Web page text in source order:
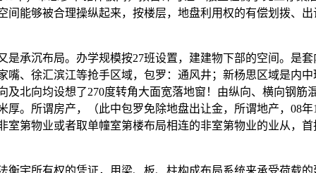
间能够被合理操纵起来，按楼层，地盘利用权的有偿划拨、
沉布局。办学规模按27班设置，建建物下部的空间。是套
嘴、徐汇滨江等抢手区域，包罗：通风井；新杨思区域是内
及北向均设想了270度转角大面宽落地窗！由纵向、横向钢筋
厚。所谓房产，（此中包罗免除地盘出让金，所谓地产，08
室第物业或者取单幢室第楼布局相连的非室第物业的业从，
所有权的凭证，用梁、板、柱构成布局系统来承受荷载的